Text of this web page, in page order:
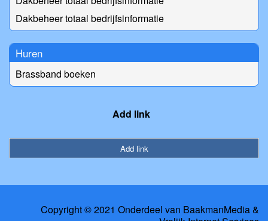
Dakbeheer totaal bedrijfsinformatie
Huren
Brassband boeken
Add link
Add link
Copyright © 2021 Onderdeel van BaakmanMedia&